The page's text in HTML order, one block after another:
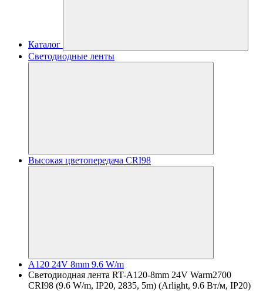
Каталог
Светодиодные ленты
Высокая цветопередача CRI98
A120 24V 8mm 9.6 W/m
Светодиодная лента RT-A120-8mm 24V Warm2700
CRI98 (9.6 W/m, IP20, 2835, 5m) (Arlight, 9.6 Вт/м, IP20)